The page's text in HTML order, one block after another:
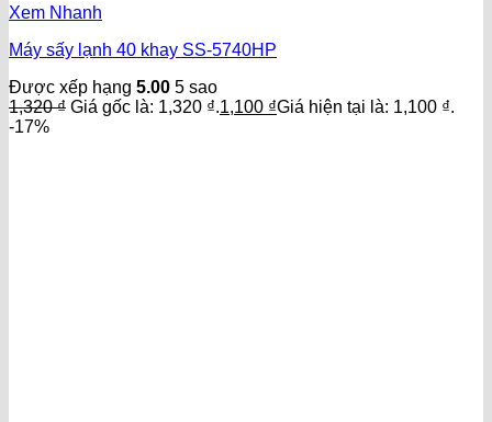
Xem Nhanh
Máy sấy lạnh 40 khay SS-5740HP
Được xếp hạng 5.00 5 sao
1,320₫ Giá gốc là: 1,320 ₫.1,100 ₫Giá hiện tại là: 1,100 ₫.
-17%